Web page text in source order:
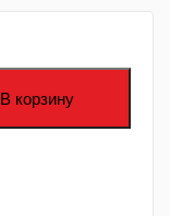
В корзину